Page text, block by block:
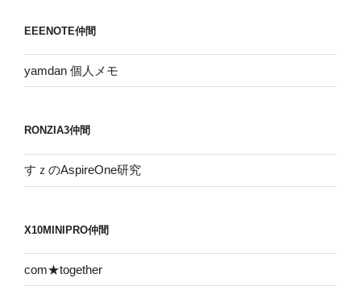
ブ
EEENOTE仲間
yamdan 個人メモ
RONZIA3仲間
すｚのAspireOne研究
X10MINIPRO仲間
com★together